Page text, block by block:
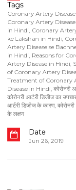
Tags
Coronary Artery
Coronary Artery
in Hindi, Coronary
ke Lakshan in Hindi,
Artery Disease se
in Hindi, Reasons for
Artery Disease in Hindi,
of Coronary Artery
Treatment of Coronary
Disease in Hindi, कोरोनरी
कोरोनरी आर्टरी डिजीज का उपचार
आर्टरी डिजीज के कारण,
के लक्षण
Date
Jun 26, 2019